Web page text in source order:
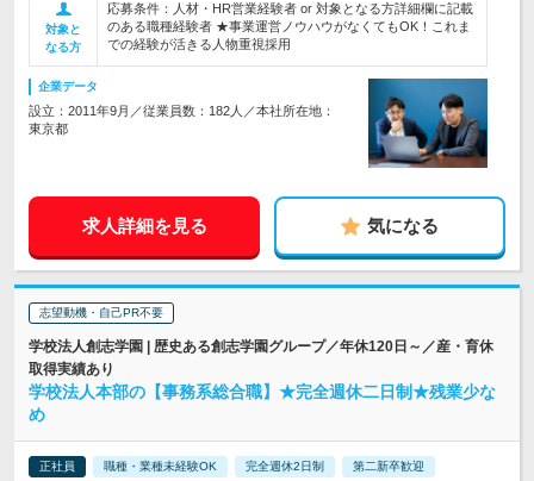
対象と
なる方
応募条件：人材・HR営業経験者 or 対象となる方詳細欄に記載
のある職種経験者 ★事業運営ノウハウがなくてもOK！これま
での経験が活きる人物重視採用
企業データ
設立：2011年9月／従業員数：182人／本社所在地：
東京都
求人詳細を見る 気になる
志望動機・自己PR不要
学校法人創志学園 | 歴史ある創志学園グループ／年休120日～／産・育休
取得実績あり
学校法人本部の【事務系総合職】★完全週休二日制★残業少な
め
正社員 職種・業種未経験OK 完全週休2日制 第二新卒歓迎